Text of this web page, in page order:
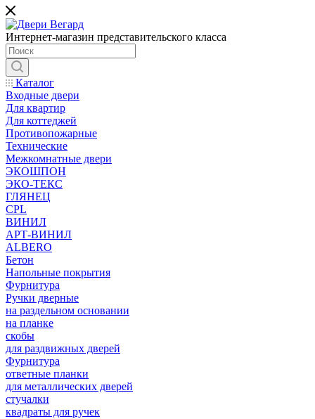
Интернет-магазин представительского класса
Каталог
Входные двери
Для квартир
Для коттеджей
Противопожарные
Технические
Межкомнатные двери
ЭКОШПОН
ЭКО-ТЕКС
ГЛЯНЕЦ
CPL
ВИНИЛ
АРТ-ВИНИЛ
ALBERO
Бетон
Напольные покрытия
Фурнитура
Ручки дверные
на раздельном основании
на планке
скобы
для раздвижных дверей
Фурнитура
ответные планки
для металлических дверей
стучалки
квадраты для ручек